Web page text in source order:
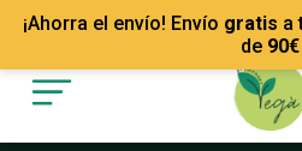
¡Ahorra el envío! Envío gratis a
de 90€
Mis
Mis
Cerrar